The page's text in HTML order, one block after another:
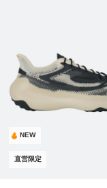
NEW
直営限定